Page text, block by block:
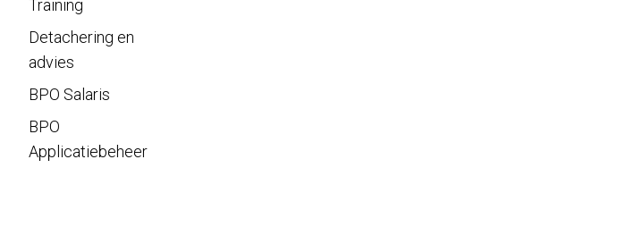
Training
Detachering en
advies
BPO Salaris
BPO
Applicatiebeheer